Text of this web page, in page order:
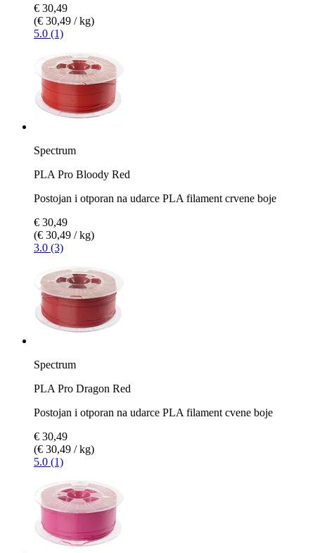
€ 30,49
(€ 30,49 / kg)
5.0 (1)
Spectrum
PLA Pro Bloody Red
Postojan i otporan na udarce PLA filament crvene boje
€ 30,49
(€ 30,49 / kg)
3.0 (3)
Spectrum
PLA Pro Dragon Red
Postojan i otporan na udarce PLA filament cvene boje
€ 30,49
(€ 30,49 / kg)
5.0 (1)